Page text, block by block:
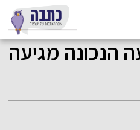
הנכונה מגיעה